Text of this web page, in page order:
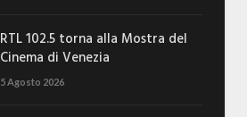
RTL 102.5 torna alla Mostra del
Cinema di Venezia
5 Agosto 2026